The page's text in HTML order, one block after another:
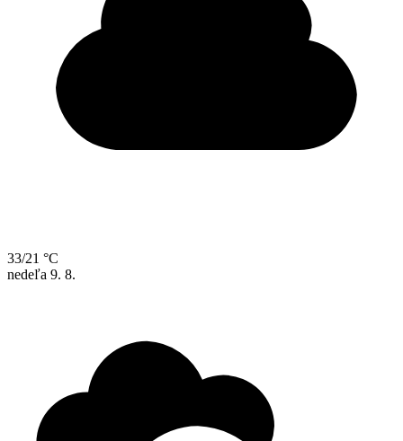
33/21 °C
nedeľa 9. 8.